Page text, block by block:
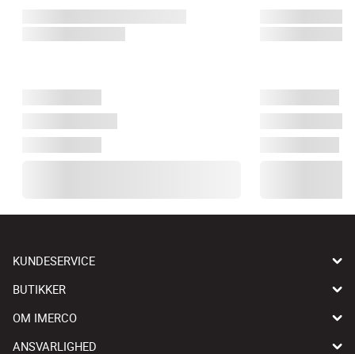
KUNDESERVICE
BUTIKKER
OM IMERCO
ANSVARLIGHED